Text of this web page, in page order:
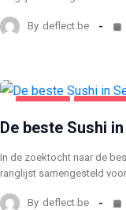
By deflect.be
De beste Sushi
In de zoektocht naar de
ranglijst samengesteld voor
By deflect.be